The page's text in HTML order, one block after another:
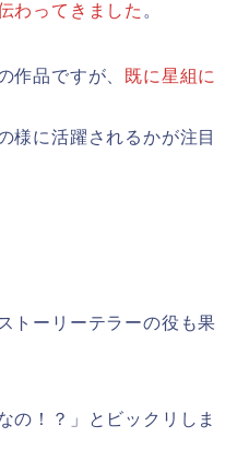
わってきました 。
作品ですが、
既に星組に
様に活躍されるかが注目
トーリーテラーの役も果
の！？」とビックリしま